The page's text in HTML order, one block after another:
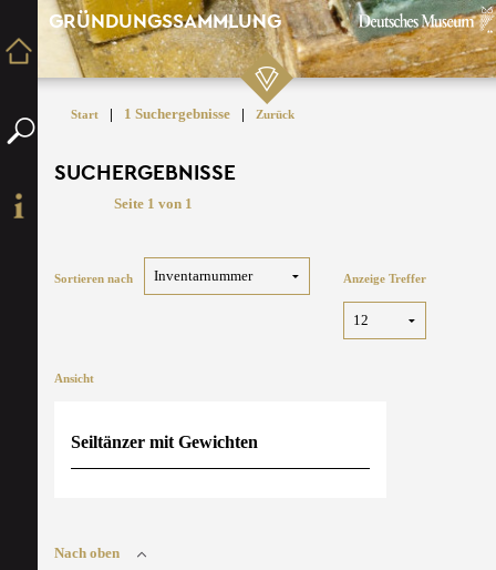
GRÜNDUNGSSAMMLUNG
Start | 1 Suchergebnisse | Zurück
SUCHERGEBNISSE
Seite 1 von 1
Sortieren nach Anzeige Treffer
Ansicht
Seiltänzer mit Gewichten
Nach oben